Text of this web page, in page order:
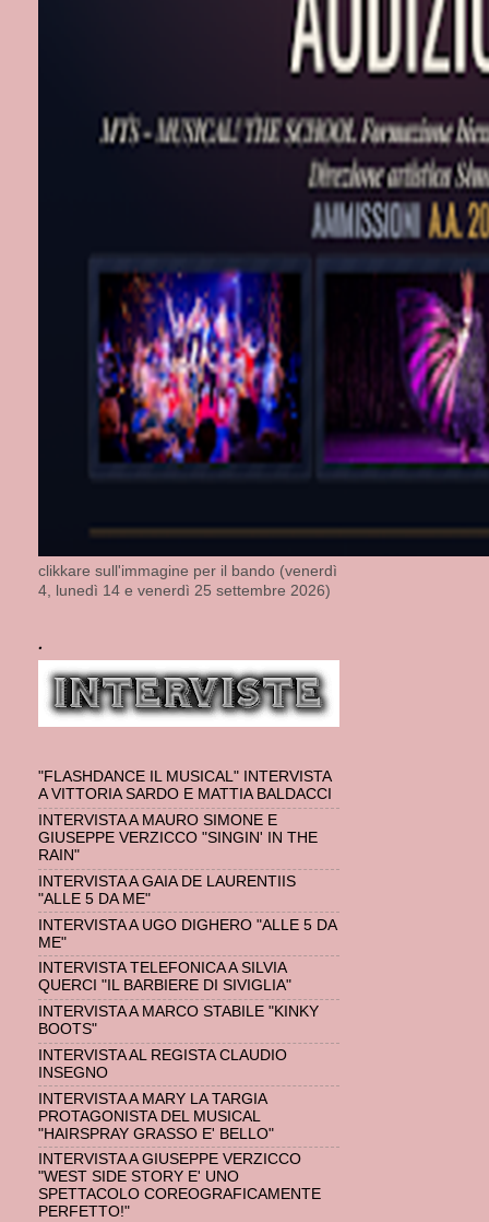
clikkare sull'immagine per il bando (venerdì
4, lunedì 14 e venerdì 25 settembre 2026)
.
"FLASHDANCE IL MUSICAL" INTERVISTA
A VITTORIA SARDO E MATTIA BALDACCI
INTERVISTA A MAURO SIMONE E
GIUSEPPE VERZICCO "SINGIN' IN THE
RAIN"
INTERVISTA A GAIA DE LAURENTIIS
"ALLE 5 DA ME"
INTERVISTA A UGO DIGHERO "ALLE 5 DA
ME"
INTERVISTA TELEFONICA A SILVIA
QUERCI "IL BARBIERE DI SIVIGLIA"
INTERVISTA A MARCO STABILE "KINKY
BOOTS"
INTERVISTA AL REGISTA CLAUDIO
INSEGNO
INTERVISTA A MARY LA TARGIA
PROTAGONISTA DEL MUSICAL
"HAIRSPRAY GRASSO E' BELLO"
INTERVISTA A GIUSEPPE VERZICCO
"WEST SIDE STORY E' UNO
SPETTACOLO COREOGRAFICAMENTE
PERFETTO!"